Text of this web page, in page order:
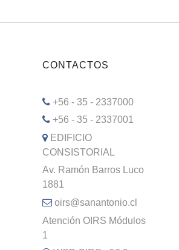
CONTACTOS
+56 - 35 - 2337000
+56 - 35 - 2337001
EDIFICIO
CONSISTORIAL
Av. Ramón Barros Luco
1881
oirs@sanantonio.cl
Atención OIRS Módulos
1